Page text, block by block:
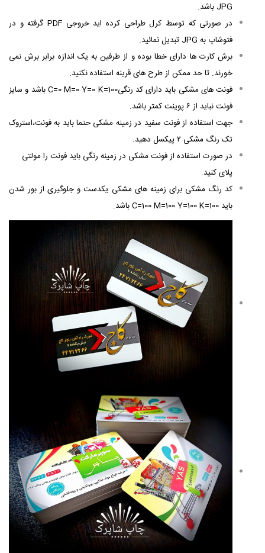
JPG باشد.
در صورتی که توسط کرل طراحی کرده اید خروجی PDF گرفته و در
فتوشاپ به JPG تبدیل نمائید.
برش کارت ها دارای خطا بوده و از طرفین به یک اندازه برابر برش نمی
خورند. تا حد ممکن از طرح های قرینه استفاده نکنید.
فونت های مشکی باید دارای کد رنگیC=0 M=0 Y=0 K=100 باشد و سایز
فونت نباید از ۶ پوینت کمتر باشد.
جهت استفاده از فونت سفید در زمینه مشکی حتما باید به فونت،استروک
تک رنگ مشکی ۲ پیکسل دهید.
در صورت استفاده از فونت مشکی در زمینه رنگی باید فونت را مولتی
پلای کنید.
کد رنگ مشکی برای زمینه های مشکی یکدست و جلوگیری از بور شدن
باید C=100 M=100 Y=100 K=100 باشد.